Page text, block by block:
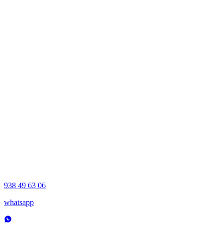
938 49 63 06
whatsapp